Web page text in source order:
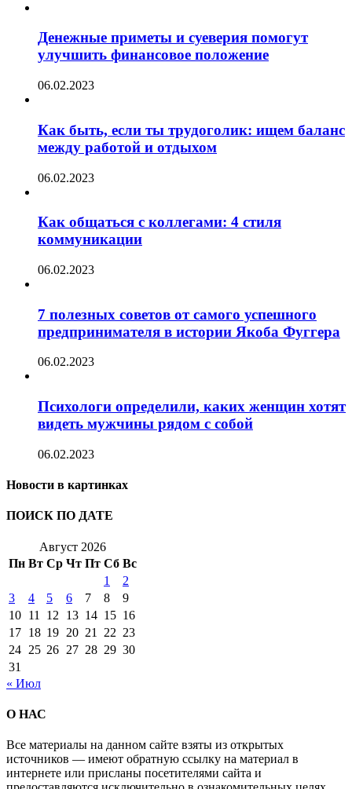
Денежные приметы и суеверия помогут
улучшить финансовое положение
06.02.2023
Как быть, если ты трудоголик: ищем баланс
между работой и отдыхом
06.02.2023
Как общаться с коллегами: 4 стиля
коммуникации
06.02.2023
7 полезных советов от самого успешного
предпринимателя в истории Якоба Фуггера
06.02.2023
Психологи определили, каких женщин хотят
видеть мужчины рядом с собой
06.02.2023
Новости в картинках
ПОИСК ПО ДАТЕ
Август 2026
Пн Вт Ср Чт Пт Сб Вс
1
2
3
4 5 6 7 8
9
10 11 12 13 14 15 16
17 18 19 20 21 22 23
24 25 26 27 28 29 30
31
« Июл
О НАС
Все материалы на данном сайте взяты из открытых
источников — имеют обратную ссылку на материал в
интернете или присланы посетителями сайта и